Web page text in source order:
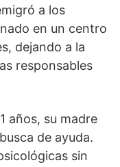
a los
en un centro
dejando a la
responsables
años, su madre
de ayuda.
sin